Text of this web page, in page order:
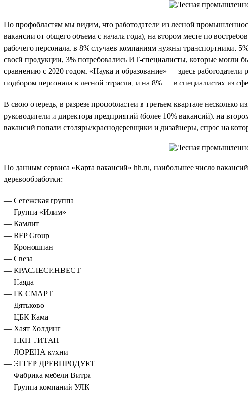
По профобластям мы видим, что работодатели из лесной
вакансий от общего объема с начала года), на втором месте по
рабочего персонала, в 8% случаев компаниям нужны транспортники,
своей продукции, 3% потребовались ИТ-специалисты, которые могли
сравнению с 2020 годом. «Наука и образование» — здесь
подбором персонала в лесной отрасли, и на 8% — в специалистах из
В свою очередь, в разрезе профобластей в третьем квартале
руководители и директора предприятий (более 10% вакансий), на
вакансий попали столяры/краснодеревщики и дизайнеры, спрос на
По данным сервиса «Карта вакансий» hh.ru, наибольшее число
деревообработки:
— Сегежская группа
— Группа «Илим»
— Камлит
— RFP Group
— Кроношпан
— Свеза
— КРАСЛЕСИНВЕСТ
— Наяда
— ГК СМАРТ
— Дятьково
— ЦБК Кама
— Хаят Холдинг
— ПКП ТИТАН
— ЛОРЕНА кухни
— ЭГГЕР ДРЕВПРОДУКТ
— Фабрика мебели Витра
— Группа компаний УЛК